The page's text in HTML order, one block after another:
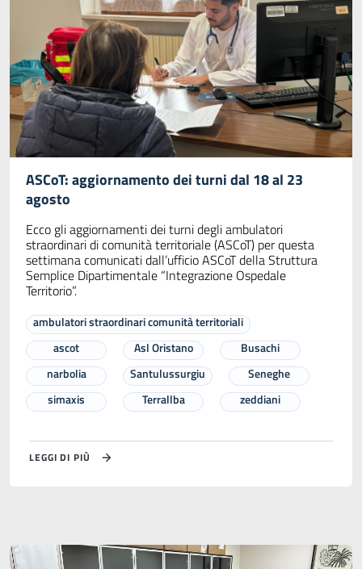
ASCoT: aggiornamento dei turni dal 18 al 23
agosto
Ecco gli aggiornamenti dei turni degli ambulatori
straordinari di comunità territoriale (ASCoT) per questa
settimana comunicati dall’ufficio ASCoT della Struttura
Semplice Dipartimentale “Integrazione Ospedale
Territorio”.
ambulatori straordinari comunità territoriali
ascot
Asl Oristano
Busachi
narbolia
Santulussurgiu
Seneghe
simaxis
Terrallba zeddiani
LEGGI DI PIÙ